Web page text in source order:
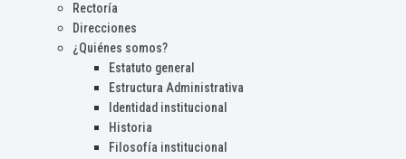
Rectoría
Direcciones
¿Quiénes somos?
Estatuto general
Estructura Administrativa
Identidad institucional
Historia
Filosofía institucional